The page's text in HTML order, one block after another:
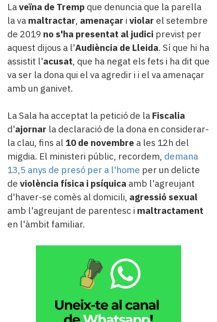
més
llegit...
Laveïna de Tremp que denuncia que la parella
la va maltractar, amenaçar i violar el setembre
de 2019 no s'ha presentat al judici previst per
aquest dijous a l'Audiència de Lleida. Sí que hi ha
assistit l'acusat, que ha negat els fets i ha dit que
va ser la dona qui el va agredir i i el va amenaçar
amb un ganivet.
La Sala ha acceptat la petició de la Fiscalia
d'ajornar la declaració de la dona en considerar-
la clau, fins al 10 de novembre a les 12h del
migdia. El ministeri públic, recordem, demana
13,5 anys de presó per a l'home per un delicte
de violència física i psíquica amb l'agreujant
d'haver-se comès al domicili, agressió sexual
amb l'agreujant de parentesc i maltractament
en l'àmbit familiar.